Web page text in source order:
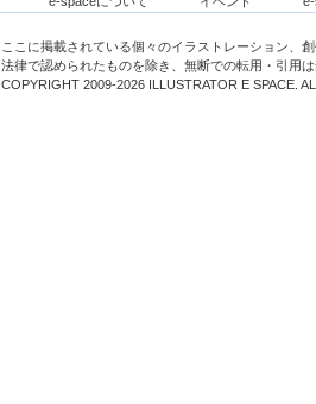
ここに掲載されている個々のイラストレーション、
法律で認められたものを除き、無断での転用・引用
COPYRIGHT 2009-2026 ILLUSTRATOR E SPACE.